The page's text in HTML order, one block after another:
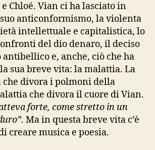
Chloé. Vian ci ha lasciato in
anticonformismo, la violenta
intellettuale e capitalistica, lo
del dio denaro, il deciso
e, anche, ciò che ha
sua breve vita: la malattia. La
divora i polmoni della
che divora il cuore di Vian.
forte, come stretto in un
Ma in questa breve vita c’è
creare musica e poesia.